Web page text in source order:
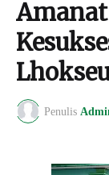
Penulis